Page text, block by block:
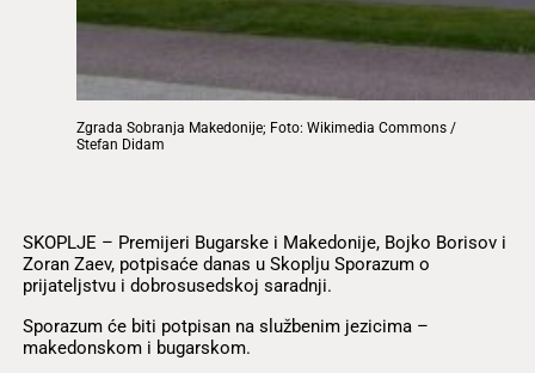
Zgrada Sobranja Makedonije; Foto: Wikimedia Commons /
Stefan Didam
SKOPLJE – Premijeri Bugarske i Makedonije, Bojko Borisov i
Zoran Zaev, potpisaće danas u Skoplju Sporazum o
prijateljstvu i dobrosusedskoj saradnji.
Sporazum će biti potpisan na službenim jezicima –
makedonskom i bugarskom.